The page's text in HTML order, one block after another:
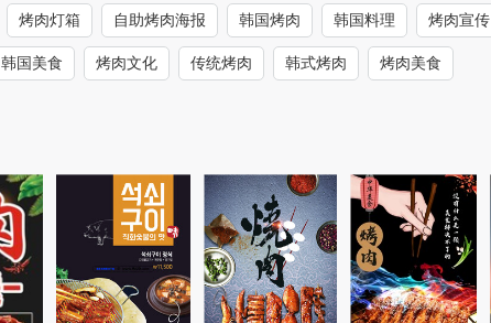
烤肉灯箱 自助烤肉海报 韩国烤肉 韩国料理 烤肉宣传
韩国美食 烤肉文化 传统烤肉 韩式烤肉 烤肉美食